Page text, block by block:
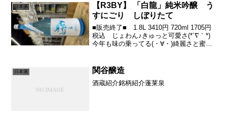
日本酒
【R3BY】 「白龍」純米吟醸 う
すにごり しぼりたて
■販売終了■ 1.8L 3410円 720ml 1705円
税込 じょわん♪きゅっと可愛さ(*´∇｀*)
今年も味の乗ってる(・∀・)綺麗さと蜜な
スとってます(*´∇｀...
日本酒 関谷醸造
酒蔵紹介銘柄紹介蓬莱泉